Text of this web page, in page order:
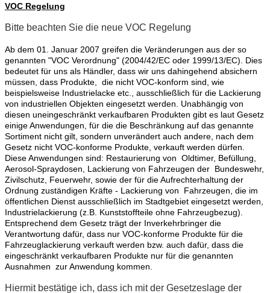
VOC Regelung
Bitte beachten Sie die neue VOC Regelung
Ab dem 01. Januar 2007 greifen die Veränderungen aus der so
genannten "VOC Verordnung" (2004/42/EC oder 1999/13/EC). Dies
bedeutet für uns als Händler, dass wir uns dahingehend absichern
müssen, dass Produkte, die nicht VOC-konform sind, wie
beispielsweise Industrielacke etc., ausschließlich für die Lackierung
von industriellen Objekten eingesetzt werden. Unabhängig von
diesen uneingeschränkt verkaufbaren Produkten gibt es laut Gesetz
einige Anwendungen, für die die Beschränkung auf das genannte
Sortiment nicht gilt, sondern unverändert auch andere, nach dem
Gesetz nicht VOC-konforme Produkte, verkauft werden dürfen.
Diese Anwendungen sind: Restaurierung von Oldtimer, Befüllung,
Aerosol-Spraydosen, Lackierung von Fahrzeugen der Bundeswehr,
Zivilschutz, Feuerwehr, sowie der für die Aufrechterhaltung der
Ordnung zuständigen Kräfte - Lackierung von Fahrzeugen, die im
öffentlichen Dienst ausschließlich im Stadtgebiet eingesetzt werden,
Industrielackierung (z.B. Kunststoffteile ohne Fahrzeugbezug).
Entsprechend dem Gesetz trägt der Inverkehrbringer die
Verantwortung dafür, dass nur VOC-konforme Produkte für die
Fahrzeuglackierung verkauft werden bzw. auch dafür, dass die
eingeschränkt verkaufbaren Produkte nur für die genannten
Ausnahmen zur Anwendung kommen.
Hiermit bestätige ich, dass ich mit der Gesetzeslage der